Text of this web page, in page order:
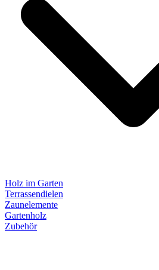
Holz im Garten
Terrassendielen
Zaunelemente
Gartenholz
Zubehör